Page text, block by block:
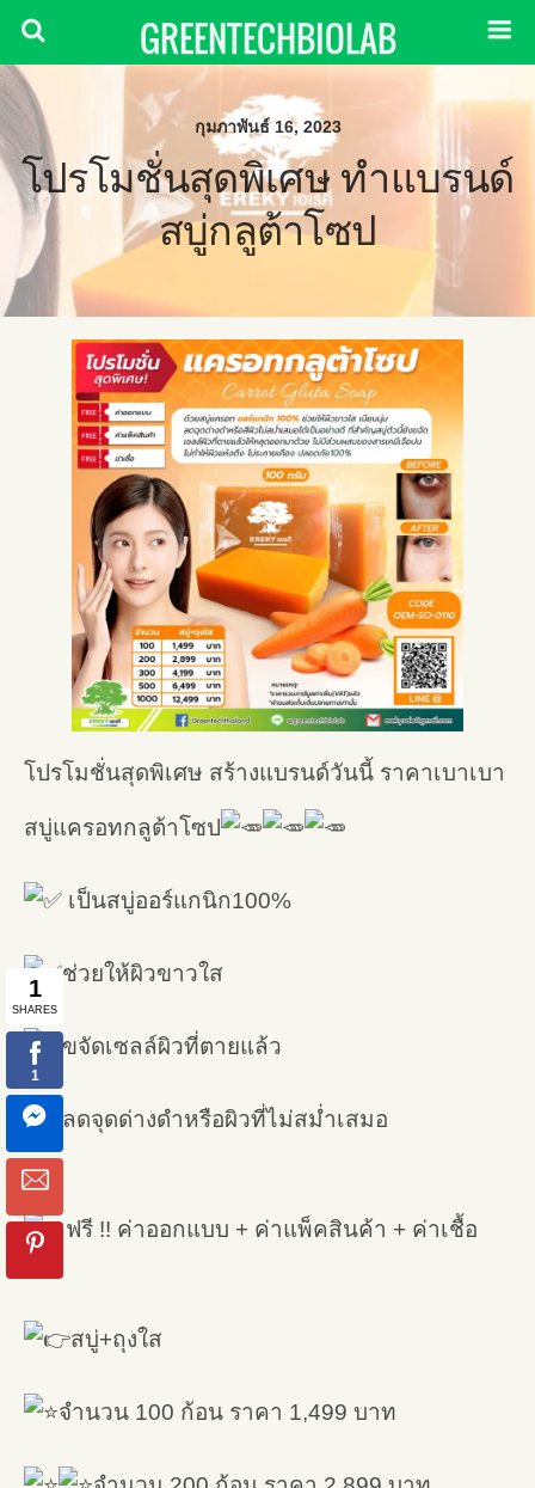
GREENTECHBIOLAB
กุมภาพันธ์ 16, 2023
โปรโมชั่นสุดพิเศษ ทำแบรนด์
สบู่กลูต้าโซป
โปรโมชั่นสุดพิเศษ สร้างแบรนด์วันนี้ ราคาเบาเบา
สบู่แครอทกลูต้าโซป
เป็นสบู่ออร์แกนิก100%
ช่วยให้ผิวขาวใส
ขจัดเซลล์ผิวที่ตายแล้ว
ลดจุดด่างดำหรือผิวที่ไม่สม่ำเสมอ
ฟรี !! ค่าออกแบบ + ค่าแพ็คสินค้า + ค่าเชื้อ
สบู่+ถุงใส
จำนวน 100 ก้อน ราคา 1,499 บาท